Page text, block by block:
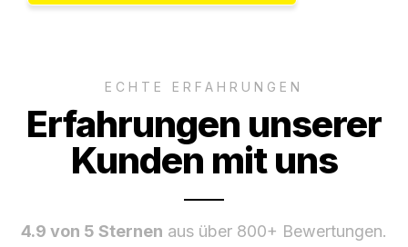
ECHTE ERFAHRUNGEN
Erfahrungen unserer
Kunden mit uns
4.9 von 5 Sternen aus über 800+ Bewertungen.